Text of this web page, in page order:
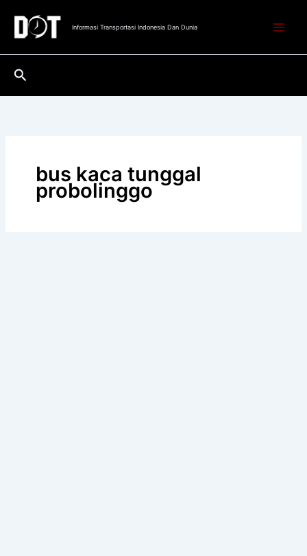
konten
Informasi Transportasi Indonesia Dan Dunia
Cari
bus kaca tunggal
probolinggo